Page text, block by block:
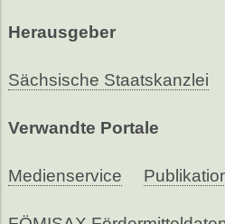
Herausgeber
Sächsische Staatskanzlei
Verwandte Portale
Medienservice